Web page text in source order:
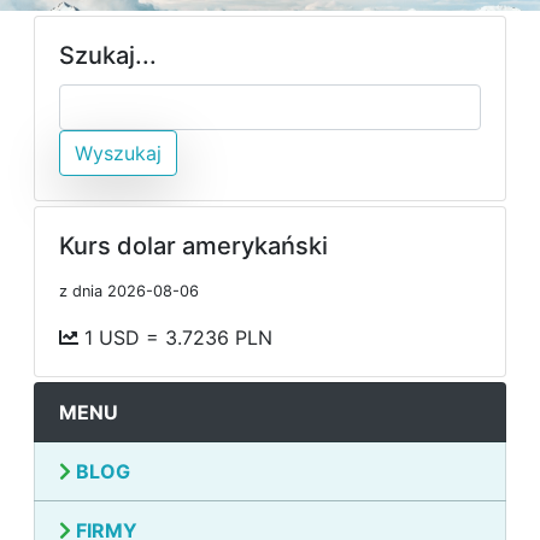
Szukaj...
Wyszukaj
Kurs dolar amerykański
z dnia 2026-08-06
1 USD = 3.7236 PLN
MENU
BLOG
FIRMY